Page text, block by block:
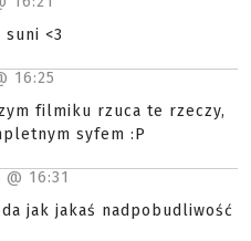
suni <3
16:25
filmiku rzuca te rzeczy,
syfem :P
@ 16:31
jak jakaś nadpobudliwość